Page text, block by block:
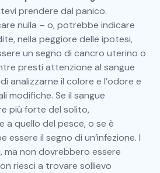
prendere dal panico.
nulla – o, potrebbe indicare
nella peggiore delle ipotesi,
un segno di cancro uterino o
presti attenzione al sangue
analizzarne il colore e l’odore e
modifiche. Se il sangue
più forte del solito,
a quello del pesce, o se è
il segno di un’infezione. I
ma non dovrebbero essere
riesci a trovare sollievo